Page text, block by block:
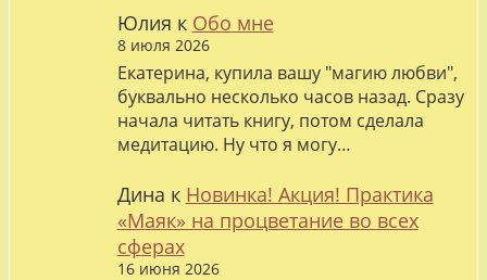
Юлия к Обо мне
8 июля 2026
Екатерина, купила вашу "магию любви",
буквально несколько часов назад. Сразу
начала читать книгу, потом сделала
медитацию. Ну что я могу…
Дина к Новинка! Акция! Практика
«Маяк» на процветание во всех
сферах
16 июня 2026